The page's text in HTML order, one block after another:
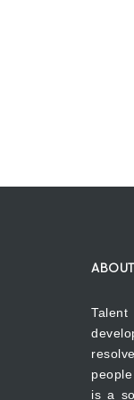
is a